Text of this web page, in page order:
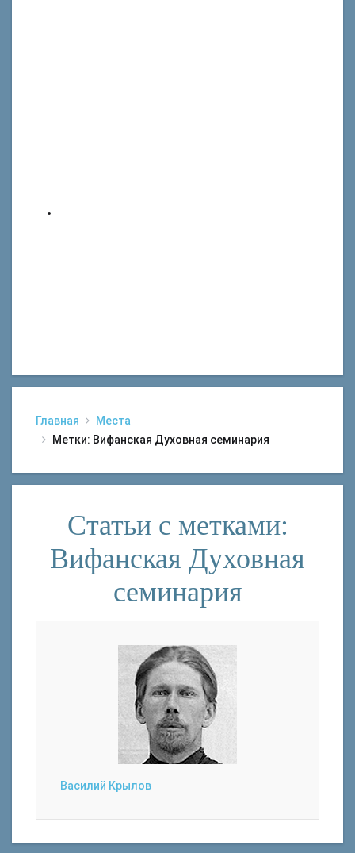
Главная
Места
Метки: Вифанская Духовная семинария
Статьи с метками:
Вифанская Духовная
семинария
Василий Крылов